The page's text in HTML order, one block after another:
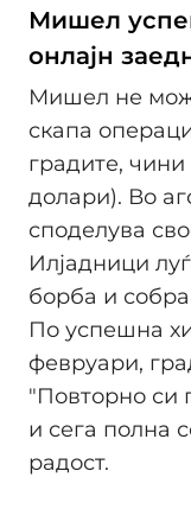
Мишел
онлајн
Мишел не
скапа
градите,
долари). Во
споделува
Илјадници
борба и
По успешна
февруари,
"Повторно си
и сега полна
радост.